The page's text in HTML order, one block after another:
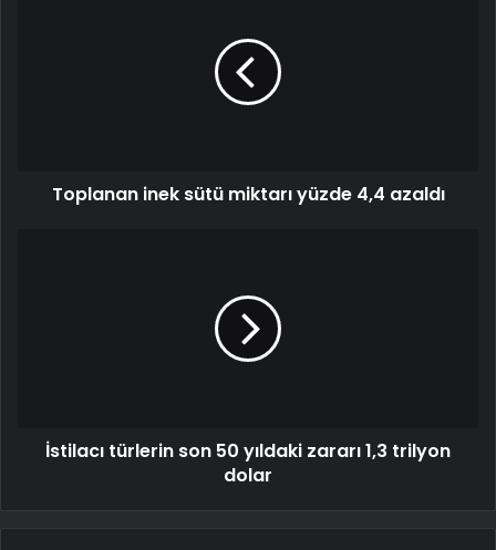
Toplanan inek sütü miktarı yüzde 4,4 azaldı
İstilacı türlerin son 50 yıldaki zararı 1,3 trilyon
dolar